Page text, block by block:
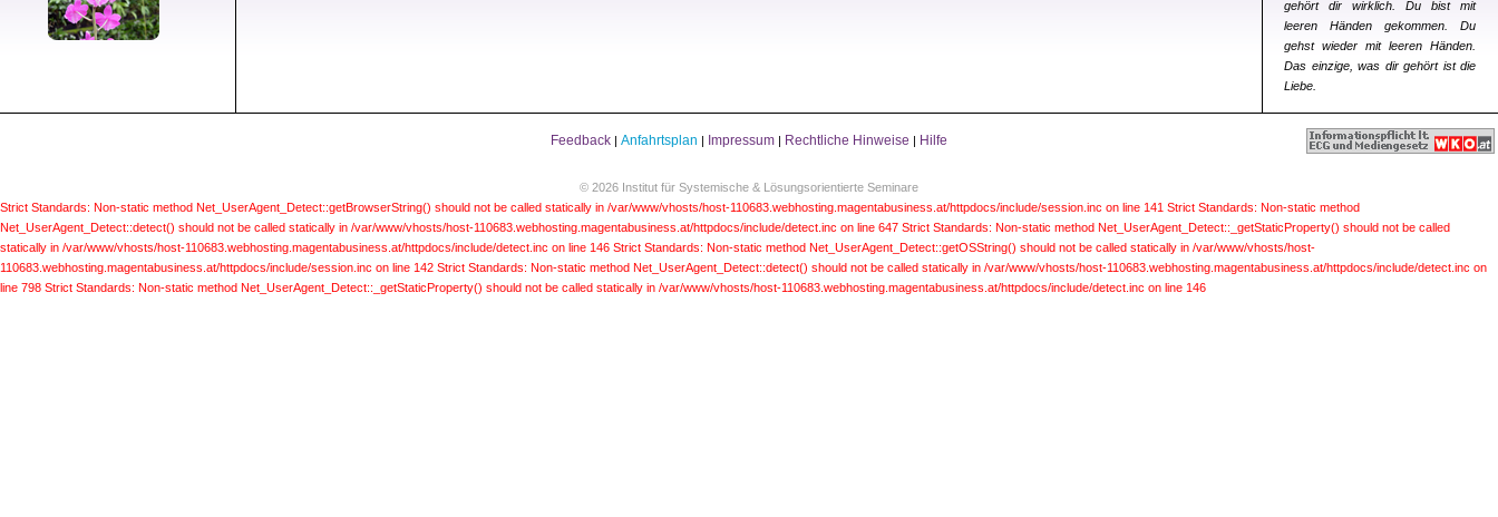
gehört dir wirklich. Du bist mit
leeren Händen gekommen. Du
gehst wieder mit leeren Händen.
Das einzige, was dir gehört ist die
Liebe.
Feedback | Anfahrtsplan | Impressum | Rechtliche Hinweise | Hilfe
© 2026 Institut für Systemische & Lösungsorientierte Seminare
Strict Standards: Non-static method Net_UserAgent_Detect::getBrowserString() should not be called statically in /var/www/vhosts/host-110683.webhosting.magentabusiness.at/httpdocs/include/session.inc on line 141 Strict Standards: Non-static method
Net_UserAgent_Detect::detect() should not be called statically in /var/www/vhosts/host-110683.webhosting.magentabusiness.at/httpdocs/include/detect.inc on line 647 Strict Standards: Non-static method Net_UserAgent_Detect::_getStaticProperty() should not be called
statically in /var/www/vhosts/host-110683.webhosting.magentabusiness.at/httpdocs/include/detect.inc on line 146 Strict Standards: Non-static method Net_UserAgent_Detect::getOSString() should not be called statically in /var/www/vhosts/host-
110683.webhosting.magentabusiness.at/httpdocs/include/session.inc on line 142 Strict Standards: Non-static method Net_UserAgent_Detect::detect() should not be called statically in /var/www/vhosts/host-110683.webhosting.magentabusiness.at/httpdocs/include/detect.inc on
line 798 Strict Standards: Non-static method Net_UserAgent_Detect::_getStaticProperty() should not be called statically in /var/www/vhosts/host-110683.webhosting.magentabusiness.at/httpdocs/include/detect.inc on line 146